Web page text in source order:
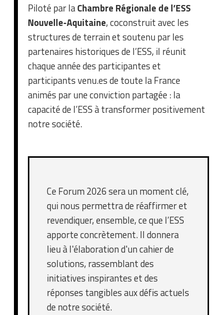
Piloté par laChambre Régionale de l’ESS
Nouvelle-Aquitaine, coconstruit avec les
structures de terrain et soutenu par les
partenaires historiques de l’ESS, il réunit
chaque année des participantes et
participants venu.es de toute la France
animés par une conviction partagée : la
capacité de l’ESS à transformer positivement
notre société.
Ce Forum 2026 sera un moment clé,
qui nous permettra de réaffirmer et
revendiquer, ensemble, ce que l’ESS
apporte concrètement. Il donnera
lieu à l'élaboration d'un cahier de
solutions, rassemblant des
initiatives inspirantes et des
réponses tangibles aux défis actuels
de notre société.